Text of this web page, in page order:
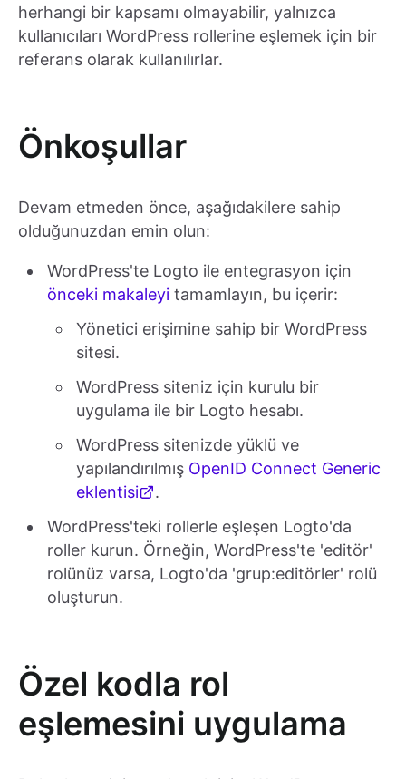
herhangi bir kapsamı olmayabilir, yalnızca
kullanıcıları WordPress rollerine eşlemek için bir
referans olarak kullanılırlar.
Önkoşullar
Devam etmeden önce, aşağıdakilere sahip
olduğunuzdan emin olun:
WordPress'te Logto ile entegrasyon için
önceki makaleyi tamamlayın, bu içerir:
Yönetici erişimine sahip bir WordPress
sitesi.
WordPress siteniz için kurulu bir
uygulama ile bir Logto hesabı.
WordPress sitenizde yüklü ve
yapılandırılmış OpenID Connect Generic
eklentisi
.
WordPress'teki rollerle eşleşen Logto'da
roller kurun. Örneğin, WordPress'te 'editör'
rolünüz varsa, Logto'da 'grup:editörler' rolü
oluşturun.
Özel kodla rol
eşlemesini uygulama